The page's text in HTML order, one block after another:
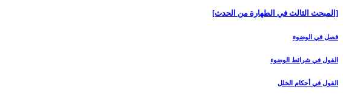
[المبحث الثالث في الطهارة من الحدث‏]
فصل في الوضوء
القول في شرائط الوضوء
القول في أحكام الخلل‏